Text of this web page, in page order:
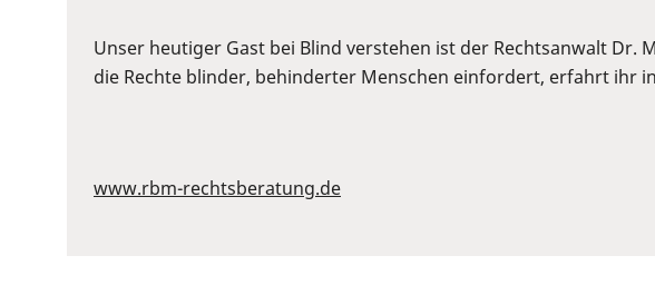
Space
to
Unser heutiger Gast bei Blind verstehen ist der Rechtsanwalt
die Rechte blinder, behinderter Menschen einfordert, erfahrt ihr
www.rbm-rechtsberatung.de